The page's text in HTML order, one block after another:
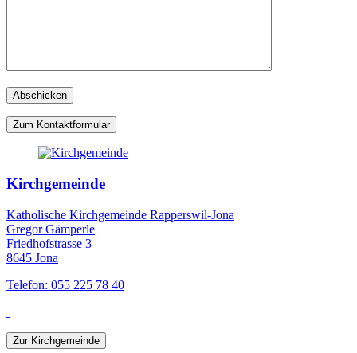
Zum Kontaktformular
Kirchgemeinde
Katholische Kirchgemeinde Rapperswil-Jona
Gregor Gämperle
Friedhofstrasse 3
8645 Jona
Telefon: 055 225 78 40
Zur Kirchgemeinde